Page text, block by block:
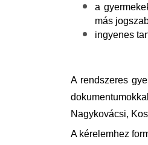
a
más
ingyenes
A rendszeres
Nagykovácsi,
A kérelemhez